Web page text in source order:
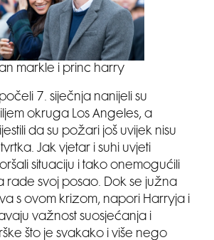
markle i princ harry
7. siječnja nanijeli su
okruga Los Angeles, a
da su požari još uvijek nisu
Jak vjetar i suhi uvjeti
situaciju i tako onemogućili
rade svoj posao. Dok se južna
s ovom krizom, napori Harryja i
važnost suosjećanja i
što je svakako i više nego